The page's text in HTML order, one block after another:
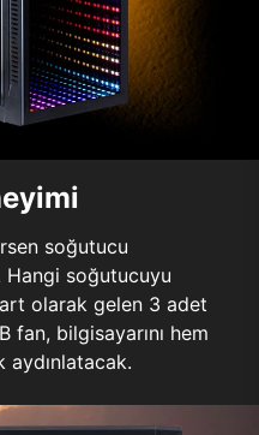
soğutucu
Hangi soğutucuyu
olarak gelen 3 adet
fan, bilgisayarını hem
aydınlatacak.